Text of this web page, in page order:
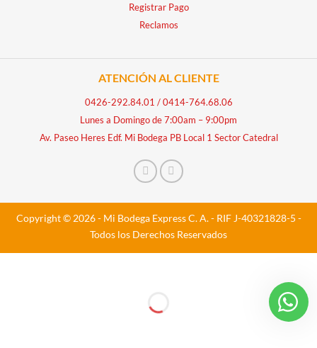
Registrar Pago
Reclamos
ATENCIÓN AL CLIENTE
0426-292.84.01 /0414-764.68.06
Lunes a Domingo de 7:00am – 9:00pm
Av. Paseo Heres Edf. Mi Bodega PB Local 1 Sector Catedral
Copyright © 2026 - Mi Bodega Express C. A. - RIF J-40321828-5 -
Todos los Derechos Reservados